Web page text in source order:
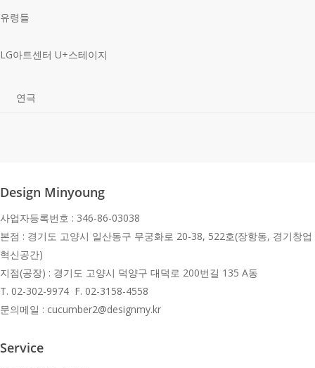
유령들
LG아트센터 U+스테이지
연극
Design Minyoung
사업자등록번호 : 346-86-03038
본점 : 경기도 고양시 일산동구 무궁화로 20-38, 522호(장항동, 경기창업
혁신공간)
지점(공장) : 경기도 고양시 덕양구 대덕로 200번길 135 A동
T. 02-302-9974 F. 02-3158-4558
문의메일 : cucumber2@designmy.kr
Service